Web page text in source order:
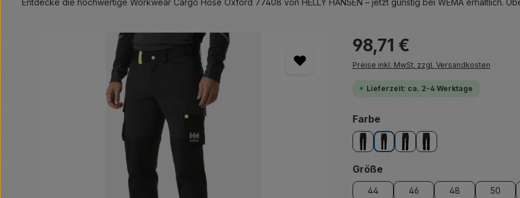
Bildergalerie überspringen Regulärer Preis:
98,71 €
Preise inkl. MwSt. zzgl. Versandkosten
Lieferzeit: ca. 2-4 Werktage
Farbeauswählen
blackblack/ebony
ebony/black
navy/ebony
Größeauswählen
44 46 48 50